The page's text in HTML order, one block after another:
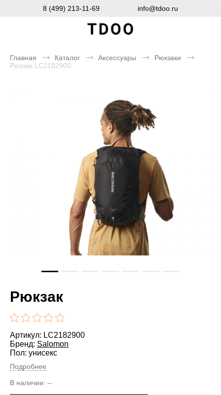
8 (499) 213-11-69 info@tdoo.ru
Главная Каталог Аксессуары
Рюкзаки
Рюкзак LC2182900
Рюкзак
Артикул: LC2182900
Бренд: Salomon
Пол: унисекс
Подробнее
В наличии: --